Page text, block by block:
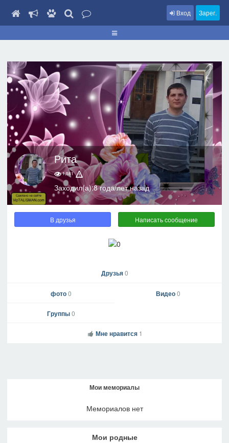
Вход Зарег.
Рита
1,581
Заходил(а):8 года/лет назад
В друзья Написать сообщение
Друзья0
фото0 Видео0
Группы0
Мне нравится 1
Мои мемориалы
Мемориалов нет
Мои родные